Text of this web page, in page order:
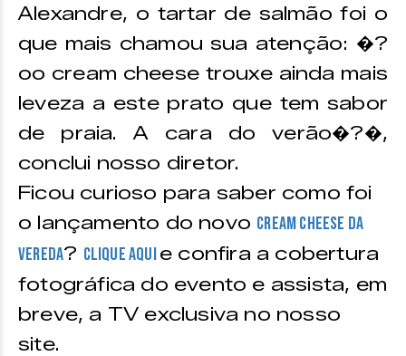
Alexandre, o tartar de salmão foi o
que mais chamou sua atenção: �?
oo cream cheese trouxe ainda mais
leveza a este prato que tem sabor
de praia. A cara do verão�?�,
conclui nosso diretor.
Ficou curioso para saber como foi
o lançamento do novo Cream Cheese da
Vereda? Clique aquie confira a cobertura
fotográfica do evento e assista, em
breve, a TV exclusiva no nosso
site.